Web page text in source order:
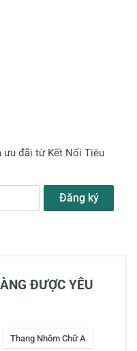
ưu đãi từ Kết Nối Tiêu
Đăng ký
ĐƯỢC YÊU
Thang Nhôm Chữ A